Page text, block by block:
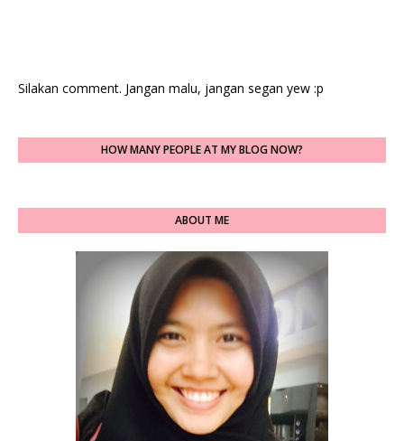
Silakan comment. Jangan malu, jangan segan yew :p
HOW MANY PEOPLE AT MY BLOG NOW?
ABOUT ME